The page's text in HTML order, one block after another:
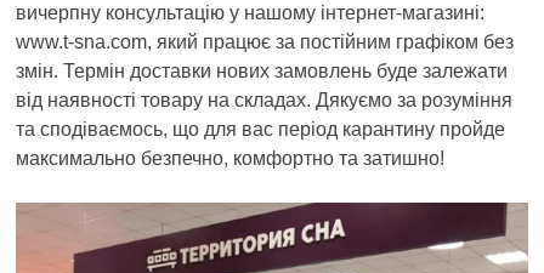
вичерпну консультацію у нашому інтернет-магазині:
www.t-sna.com, який працює за постійним графіком без
змін. Термін доставки нових замовлень буде залежати
від наявності товару на складах. Дякуємо за розуміння
та сподіваємось, що для вас період карантину пройде
максимально безпечно, комфортно та затишно!